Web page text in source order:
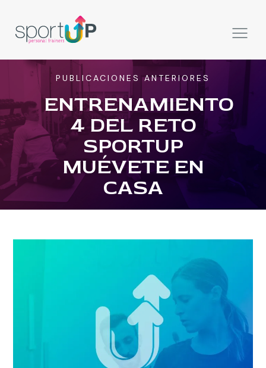
PUBLICACIONES ANTERIORES
ENTRENAMIENTO
4 DEL RETO
SPORTUP
MUÉVETE EN
CASA